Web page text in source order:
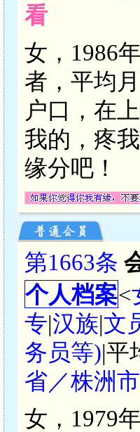
看
女，1986
者，平均
户口，在
我的，疼
缘分吧！
第1663条
个人档案<
专|汉族|文
务员等)|平
省／株洲
女，1979